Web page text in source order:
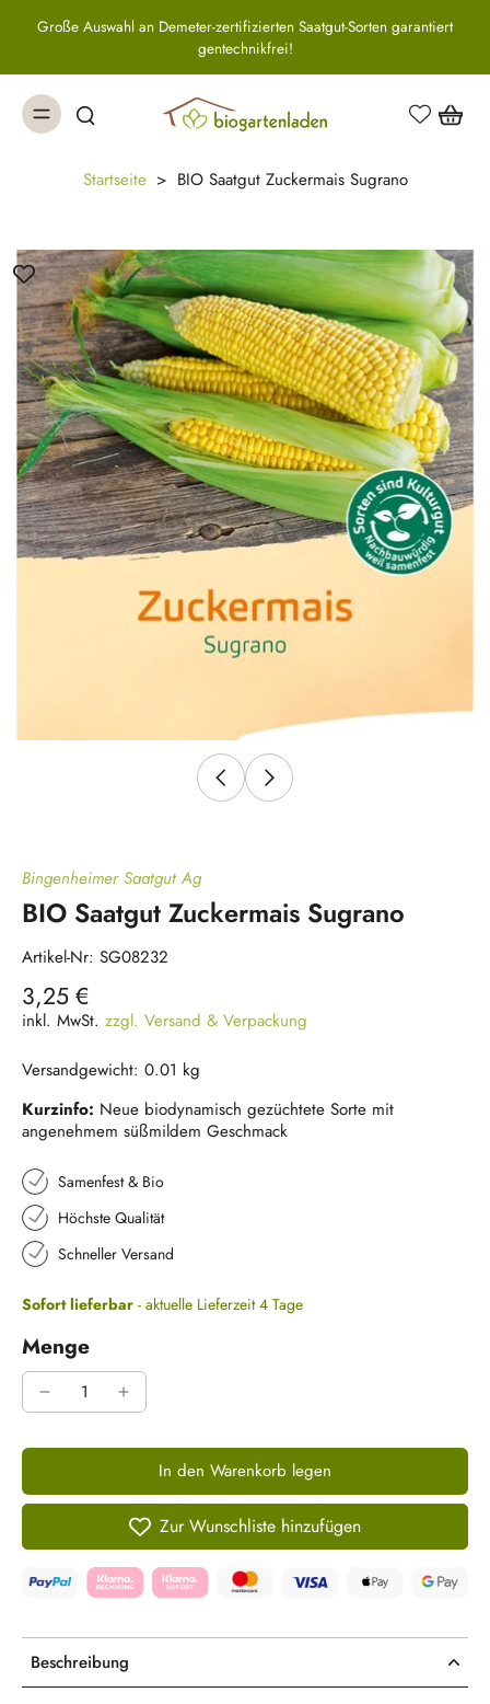
Große Auswahl an Demeter-zertifizierten Saatgut-Sorten garantiert
gentechnikfrei!
Startseite > BIO Saatgut Zuckermais Sugrano
Bingenheimer Saatgut Ag
BIO Saatgut Zuckermais Sugrano
Artikel-Nr: SG08232
3,25 €
inkl. MwSt. zzgl. Versand & Verpackung
Versandgewicht: 0.01 kg
Kurzinfo: Neue biodynamisch gezüchtete Sorte mit
angenehmem süßmildem Geschmack
Samenfest & Bio
Höchste Qualität
Schneller Versand
Sofort lieferbar - aktuelle Lieferzeit 4 Tage
Menge
In den Warenkorb legen
Zur Wunschliste hinzufügen
Beschreibung